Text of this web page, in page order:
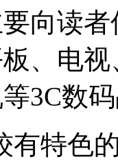
向读
、电
3C数
有特色